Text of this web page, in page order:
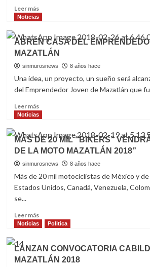
Leer másRead
more
NOMBRAN
NUEVA
TITULAR
DE
SOCIAL
EN
Noticias
ABREN CASA DEL
MAZATLÁN
sinmurosnews 8 años hace
Una idea, un proyecto, un sueño será
del Emprendedor Joven de Mazatlán que
Leer másRead
more
ABREN
CASA
DEL
EMPRENDEDOR
JOVEN
Noticias
MÁS DE 20 MIL “BIKERS”
DE LA MOTO MAZATLÁN 2018”
sinmurosnews 8 años hace
Más de 20 mil motociclistas de México y
Estados Unidos, Canadá, Venezuela,
se...
Leer másRead
more
DE
20
Noticias Politica
LANZAN CONVOCATORIA
MAZATLÁN 2018